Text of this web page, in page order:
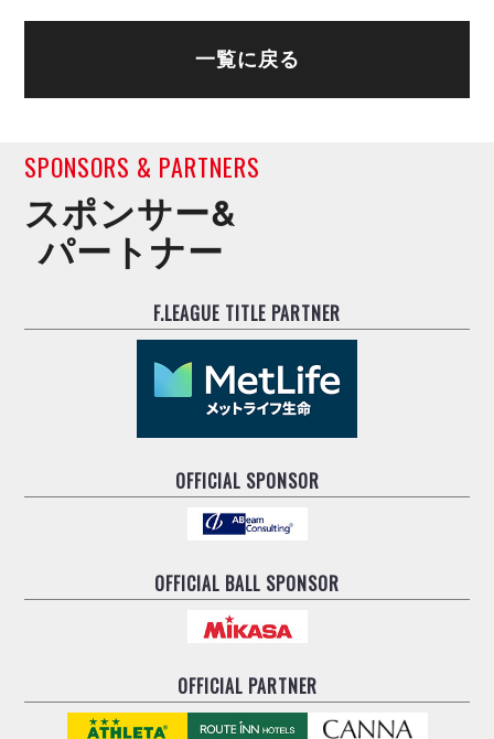
一覧に戻る
SPONSORS & PARTNERS
スポンサー&
パートナー
F.LEAGUE TITLE PARTNER
OFFICIAL SPONSOR
OFFICIAL BALL SPONSOR
OFFICIAL PARTNER